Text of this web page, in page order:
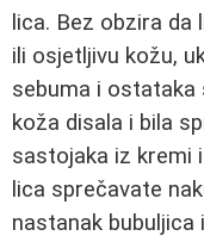
lica. Bez obzira
ili osjetljivu kožu,
sebuma i ostataka
koža disala i bila
sastojaka iz kremi
lica sprečavate
nastanak bubuljica